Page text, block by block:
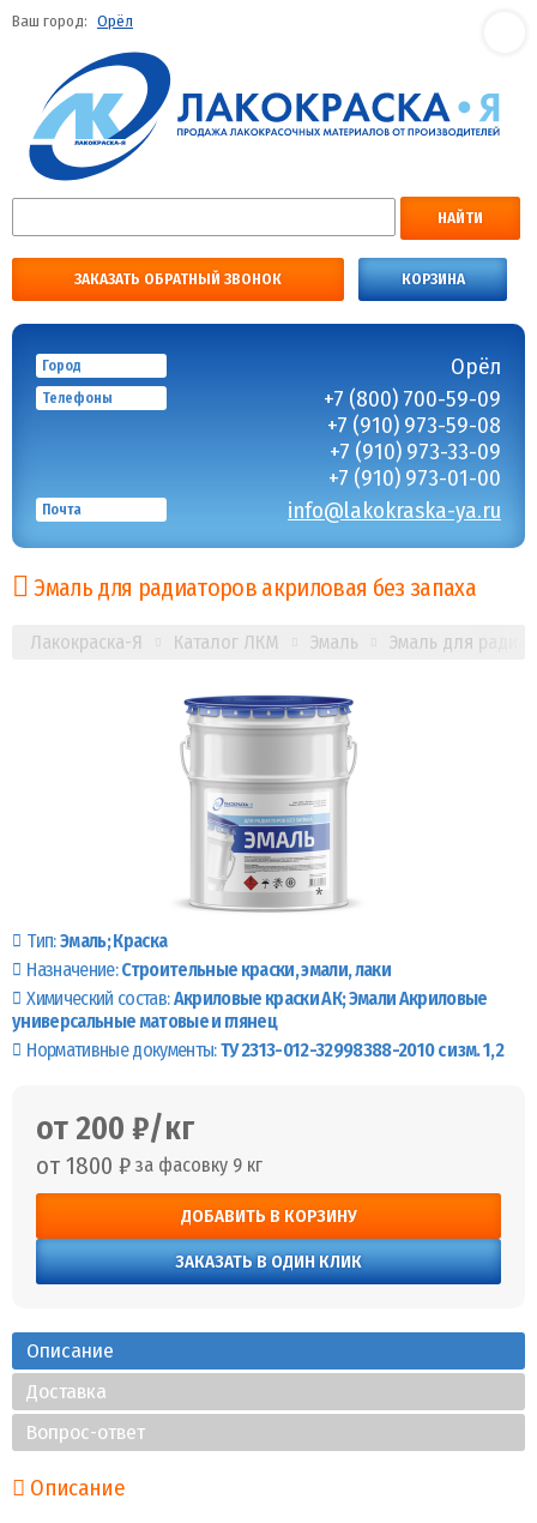
Ваш город: Орёл
НАЙТИ
ЗАКАЗАТЬ ОБРАТНЫЙ ЗВОНОК КОРЗИНА
Город Орёл
Телефоны
+7 (800) 700-59-09
+7 (910) 973-59-08
+7 (910) 973-33-09
+7 (910) 973-01-00
Почта info@lakokraska-ya.ru
Эмаль для радиаторов акриловая без запаха
Лакокраска-Я Каталог ЛКМ Эмаль Эмаль для
Тип:Эмаль Краска
Назначение:Строительные краски, эмали, лаки
Химический состав:Акриловые краски АК Эмали Акриловые
универсальные матовые и глянец
Нормативные документы:ТУ 2313-012-32998388-2010 с изм. 1,2
от 200 ₽/кг
от 1800 ₽ за фасовку 9 кг
ДОБАВИТЬ В КОРЗИНУ
ЗАКАЗАТЬ В ОДИН КЛИК
Описание
Доставка
Вопрос-ответ
Описание